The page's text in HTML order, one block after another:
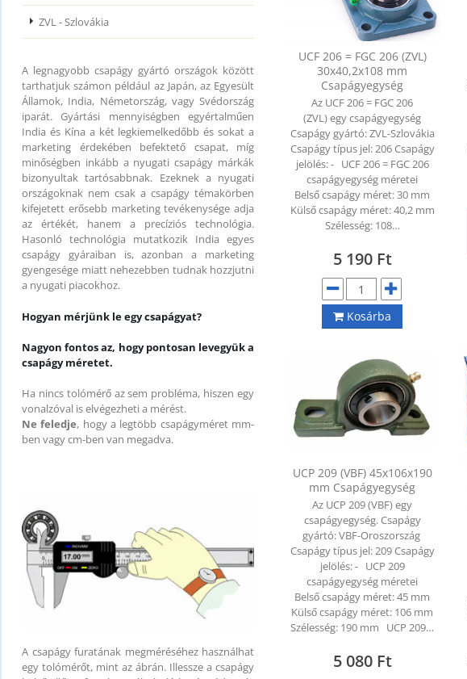
UCF 206 = FGC 206 (ZVL)
30x40,2x108 mm
Csapágyegység
Az UCF 206 = FGC 206
(ZVL) egy csapágyegység
Csapágy gyártó: ZVL-Szlovákia
Csapágy típus jel: 206 Csapágy
jelölés: - UCF 206 = FGC 206
csapágyegység méretei
Belső csapágy méret: 30 mm
Külső csapágy méret: 40,2 mm
Szélesség: 108…
5 190 Ft
Kosárba
UCP 209 (VBF) 45x106x190
mm Csapágyegység
Az UCP 209 (VBF) egy
csapágyegység. Csapágy
gyártó: VBF-Oroszország
Csapágy típus jel: 209 Csapágy
jelölés: - UCP 209
csapágyegység méretei
Belső csapágy méret: 45 mm
Külső csapágy méret: 106 mm
Szélesség: 190 mm UCP 209…
5 080 Ft
ZVL - Szlovákia
A legnagyobb csapágy gyártó országok között
tarthatjuk számon például az Japán, az Egyesült
Államok, India, Németország, vagy Svédország
iparát. Gyártási mennyiségben egyértalműen
India és Kína a két legkiemelkedőbb és sokat a
marketing érdekében befektető csapat, míg
minőségben inkább a nyugati csapágy márkák
bizonyultak tartósabbnak. Ezeknek a nyugati
országoknak nem csak a csapágy témakörben
kifejetett erősebb marketing tevékenysége adja
az értékét, hanem a precíziós technológia.
Hasonló technológia mutatkozik India egyes
csapágy gyáraiban is, azonban a marketing
gyengesége miatt nehezebben tudnak hozzjutni
a nyugati piacokhoz.
Hogyan mérjünk le egy csapágyat?
Nagyon fontos az, hogy pontosan levegyük a
csapágy méretet.
Ha nincs tolómérő az sem probléma, hiszen egy
vonalzóval is elvégezheti a mérést.
Ne feledje, hogy a legtöbb csapágyméret mm-
ben vagy cm-ben van megadva.
A csapágy furatának megméréséhez használhat
egy tolómérőt, mint az ábrán. Illessze a csapágy